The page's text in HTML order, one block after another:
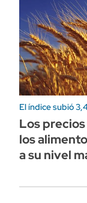
El índice subió
Los
los
a su nivel